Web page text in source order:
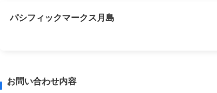
パシフィックマークス月島
お問い合わせ内容